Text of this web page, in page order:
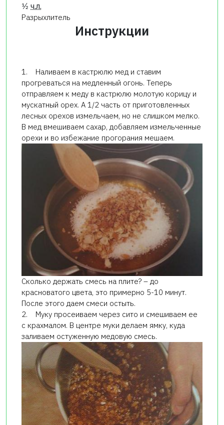
1⁄2 ч.л.
Разрыхлитель
Инструкции
1. Наливаем в кастрюлю мед и ставим
прогреваться на медленный огонь. Теперь
отправляем к меду в кастрюлю молотую корицу и
мускатный орех. А 1/2 часть от приготовленных
лесных орехов измельчаем, но не слишком мелко.
В мед вмешиваем сахар, добавляем измельченные
орехи и во избежание прогорания мешаем.
Сколько держать смесь на плите? – до
красноватого цвета, это примерно 5-10 минут.
После этого даем смеси остыть.
2. Муку просеиваем через сито и смешиваем ее
с крахмалом. В центре муки делаем ямку, куда
заливаем остуженную медовую смесь.